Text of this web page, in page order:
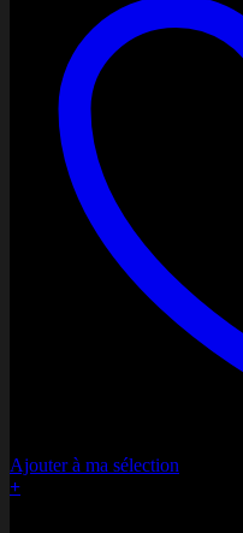
Ajouter à ma sélection
+